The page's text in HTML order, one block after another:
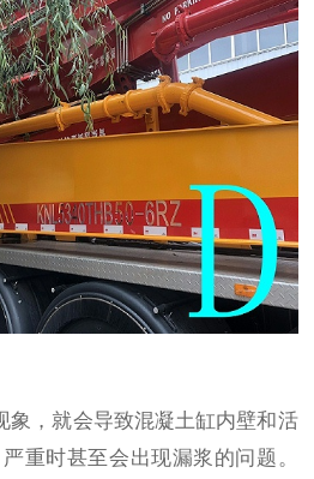
象，就会导致混凝土缸内壁和活
重时甚至会出现漏浆的问题。